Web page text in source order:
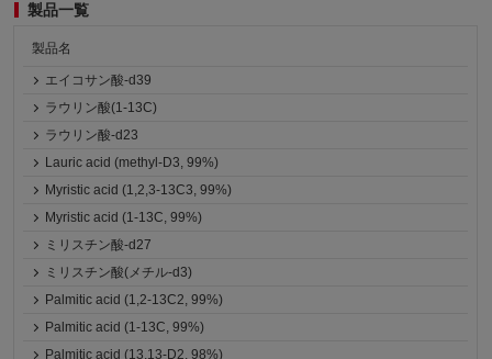
製品一覧
製品名
エイコサン酸-d39
ラウリン酸(1-13C)
ラウリン酸-d23
Lauric acid (methyl-D3, 99%)
Myristic acid (1,2,3-13C3, 99%)
Myristic acid (1-13C, 99%)
ミリスチン酸-d27
ミリスチン酸(メチル-d3)
Palmitic acid (1,2-13C2, 99%)
Palmitic acid (1-13C, 99%)
Palmitic acid (13,13-D2, 98%)